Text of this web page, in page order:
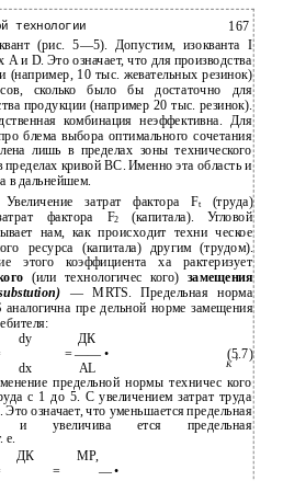
технологии
167
(рис. 5—5). Допустим, изокванта I
А и D. Это означает, что для производства
(например, 10 тыс. жевательных резинок)
сколько было бы достаточно для
продукции (например 20 тыс. резинок).
комбинация неэффективна. Для
блема выбора оптимального сочетания
лишь в пределах зоны технического
пределах кривой ВС. Именно эта область и
в дальнейшем.
затрат фактора Ft (труда)
фактора F2(капитала). Угловой
нам, как происходит техни­ ческое
ресурса (капитала) другим (трудом).
этого коэффициента ха­ рактеризует
(или технологичес­ кого) замещения
— MRTS. Предельная норма
аналогична пре­ дельной норме замещения
dy ДК
= —— • (5.7)
dx AL K'
предельной нормы техничес­ кого
с 1 до 5. С увеличением затрат труда
означает, что уменьшается предельная
и увеличива­ ется предельная
е.
ДК MP,
= — •